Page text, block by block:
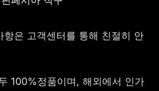
은 고객센터를 통해 친절히 안
100%정품이며, 해외에서 인가